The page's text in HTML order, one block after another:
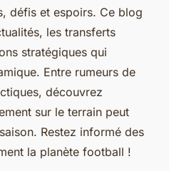
défis et espoirs. Ce blog
les transferts
stratégiques qui
Entre rumeurs de
découvrez
sur le terrain peut
Restez informé des
la planète football !